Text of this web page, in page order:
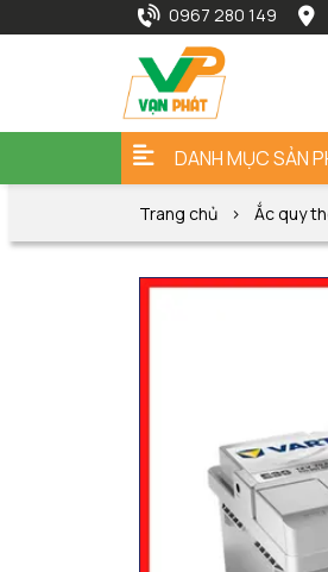
0967 280 149
DANH MỤC SẢN
Trang chủ Ắc quy